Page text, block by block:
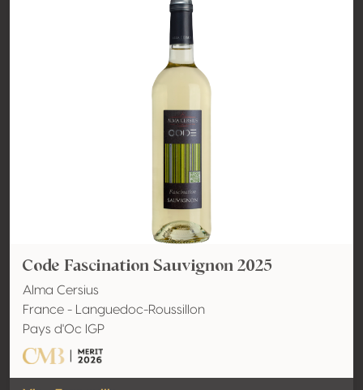
Code Fascination Sauvignon 2025
Alma Cersius
France - Languedoc-Roussillon
Pays d'Oc IGP